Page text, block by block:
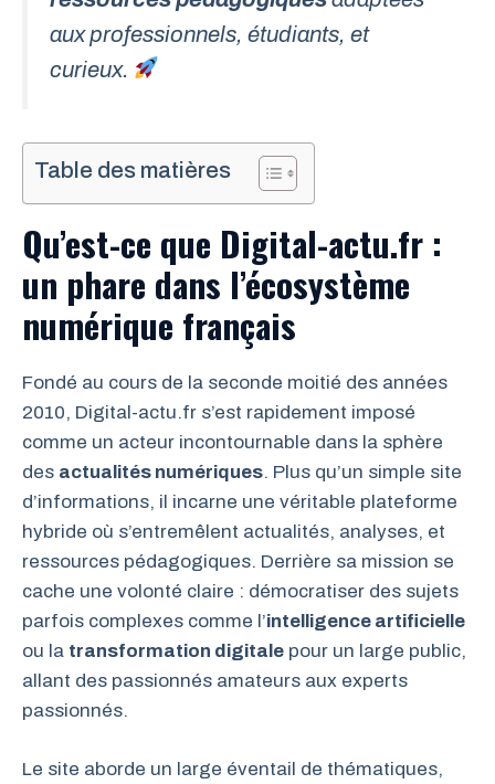
aux professionnels, étudiants, et
curieux.
Table des matières
Qu’est-ce que Digital-actu.fr :
un phare dans l’écosystème
numérique français
Fondé au cours de la seconde moitié des années
2010, Digital-actu.fr s’est rapidement imposé
comme un acteur incontournable dans la sphère
des actualités numériques. Plus qu’un simple site
d’informations, il incarne une véritable plateforme
hybride où s’entremêlent actualités, analyses, et
ressources pédagogiques. Derrière sa mission se
cache une volonté claire : démocratiser des sujets
parfois complexes comme l’intelligence artificielle
ou la transformation digitale pour un large public,
allant des passionnés amateurs aux experts
passionnés.
Le site aborde un large éventail de thématiques,